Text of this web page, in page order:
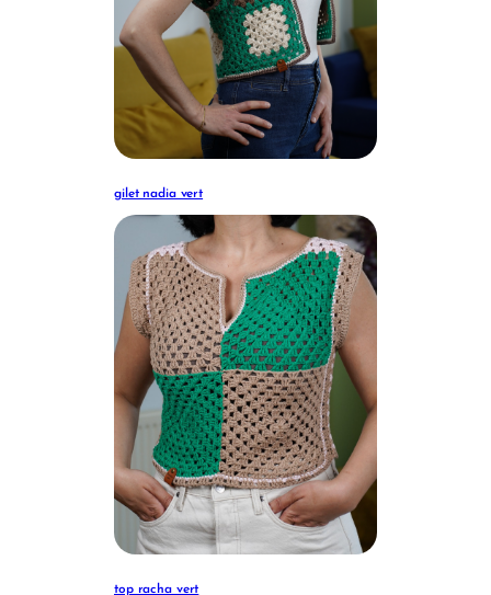
gilet nadia vert
top racha vert